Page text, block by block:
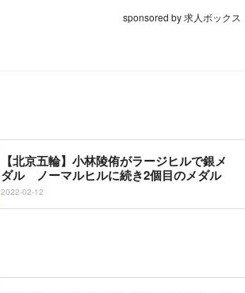
sponsored by 求人ボックス
【北京五輪】小林陵侑がラージヒルで銀メ
ダル ノーマルヒルに続き2個目のメダル
2022-02-12